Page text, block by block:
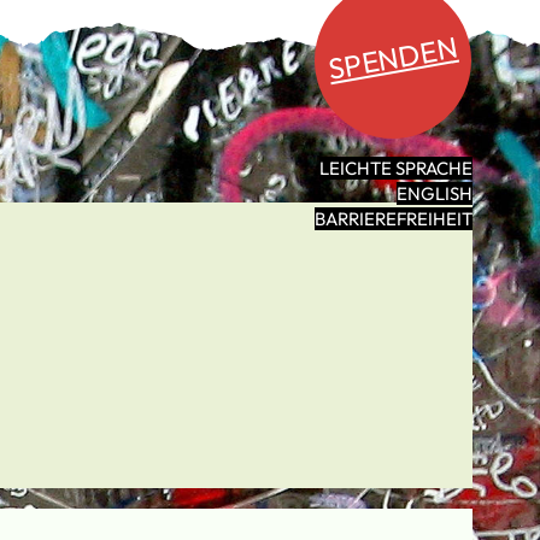
SPENDEN
LEICHTE SPRACHE
ENGLISH
BARRIEREFREIHEIT